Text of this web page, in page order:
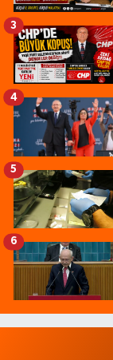
3
4
5
6